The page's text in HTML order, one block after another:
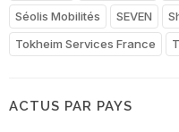
Séolis Mobilités
SEVEN
Tokheim Services France
ACTUS PAR PAYS